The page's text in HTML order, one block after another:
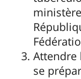
Attendre
se